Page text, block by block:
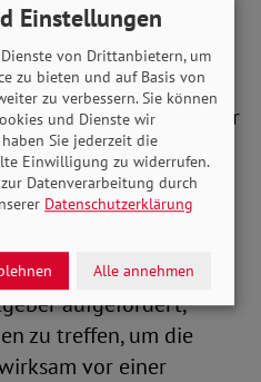
knapper,
benachteiligt zu
vom 28. Dezember
20) erkennt das
an, dass „eine
Komorbiditäten in
stereotyp mit
verbunden
aufgefordert,
zu treffen, um die
vor einer
Einstellungen
von Drittanbietern, um
zu bieten und auf Basis von
zu verbessern. Sie können
und Dienste wir
Sie jederzeit die
Einwilligung zu widerrufen.
Datenverarbeitung durch
Datenschutzerklärung
Alle annehmen